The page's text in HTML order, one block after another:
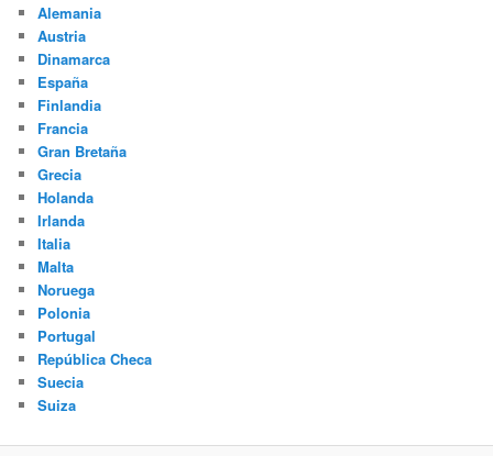
Alemania
Austria
Dinamarca
España
Finlandia
Francia
Gran Bretaña
Grecia
Holanda
Irlanda
Italia
Malta
Noruega
Polonia
Portugal
República Checa
Suecia
Suiza